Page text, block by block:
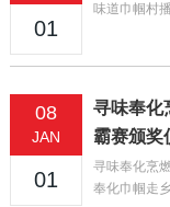
01
味道巾帼村
08
JAN
01
寻味奉化
霸赛颁奖
寻味奉化烹
奉化巾帼走